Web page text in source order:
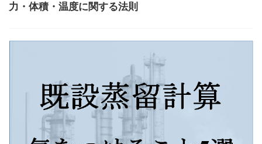
力・体積・温度に関する法則